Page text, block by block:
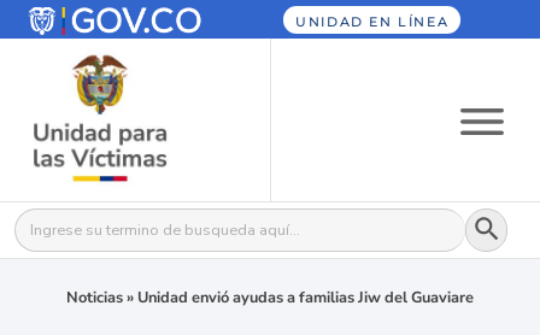
UNIDAD EN LÍNEA
Buscar: Botón
Noticias» Unidad envió ayudas a familias Jiw del Guaviare